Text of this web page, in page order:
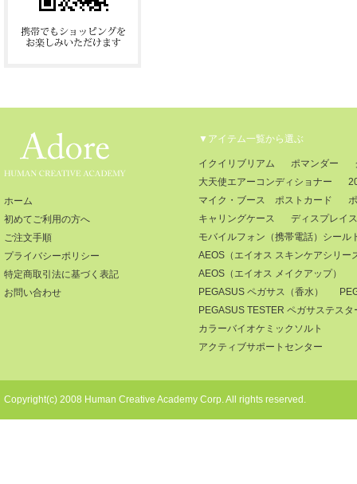
ホーム
初めてご利用の方へ
ご注文手順
プライバシーポリシー
特定商取引法に基づく表記
お問い合わせ
▼アイテム一覧から選ぶ
イクイリブリアム ポマンダー
大天使エアーコンディショナー
マイク・ブース ポストカード
キャリングケース
ディスプレイ
モバイルフォン（携帯電話）シール
AEOS（エイオス スキンケアシリー
AEOS（エイオス メイクアップ）
PEGASUS ペガサス（香水）
PEGASUS TESTER ペガサステス
カラーバイオケミックソルト
アクティブサポートセンター
Copyright(c) 2008 Human Creative Academy Corp. All rights reserved.